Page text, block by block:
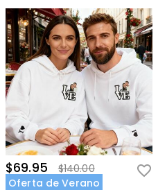
$69.95
$140.00
Oferta de Verano